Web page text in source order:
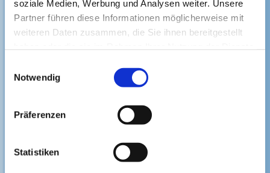
soziale Medien, Werbung und Analysen weiter. Unsere
Partner führen diese Informationen möglicherweise mit
weiteren Daten zusammen, die Sie ihnen bereitgestellt
Notwendig
Präferenzen
Statistiken
Gutschein 10 €
10,00